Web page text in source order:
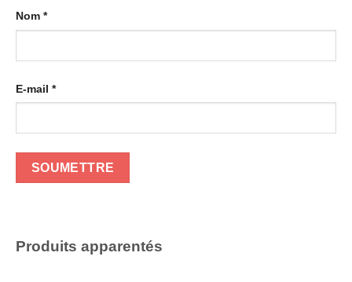
Nom *
E-mail *
Produits apparentés